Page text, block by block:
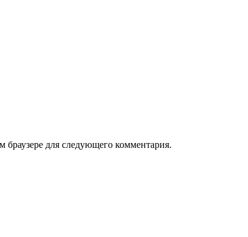
браузере для следующего комментария.